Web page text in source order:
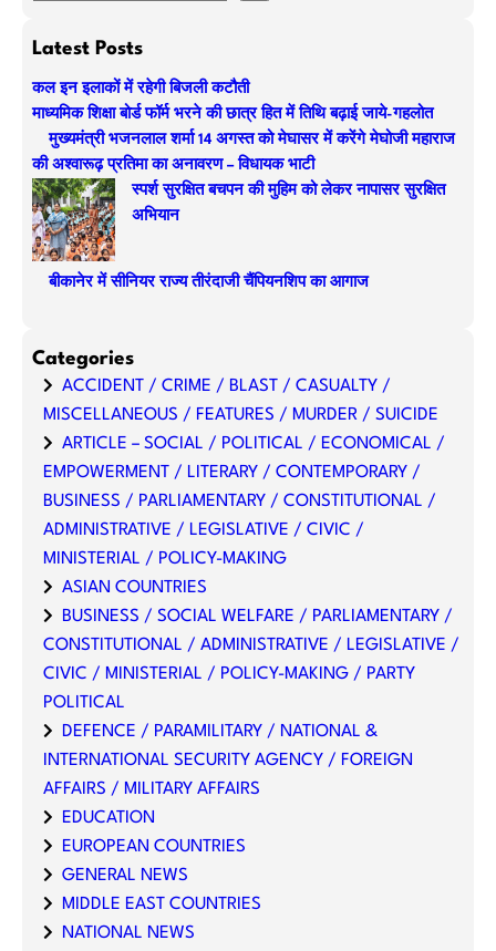
a
c
Latest Posts
कल इन इलाकों में रहेगी बिजली कटौती
माध्यमिक शिक्षा बोर्ड फॉर्म भरने की छात्र हित में तिथि बढ़ाई जाये-गहलोत
मुख्यमंत्री भजनलाल शर्मा 14 अगस्त को मेघासर में करेंगे मेघोजी महाराज
की अश्वारूढ़ प्रतिमा का अनावरण – विधायक भाटी
स्पर्श सुरक्षित बचपन की मुहिम को लेकर नापासर सुरक्षित
अभियान
बीकानेर में सीनियर राज्य तीरंदाजी चैंपियनशिप का आगाज
Categories
ACCIDENT / CRIME / BLAST / CASUALTY /
MISCELLANEOUS / FEATURES / MURDER / SUICIDE
ARTICLE – SOCIAL / POLITICAL / ECONOMICAL /
EMPOWERMENT / LITERARY / CONTEMPORARY /
BUSINESS / PARLIAMENTARY / CONSTITUTIONAL /
ADMINISTRATIVE / LEGISLATIVE / CIVIC /
MINISTERIAL / POLICY-MAKING
ASIAN COUNTRIES
BUSINESS / SOCIAL WELFARE / PARLIAMENTARY /
CONSTITUTIONAL / ADMINISTRATIVE / LEGISLATIVE /
CIVIC / MINISTERIAL / POLICY-MAKING / PARTY
POLITICAL
DEFENCE / PARAMILITARY / NATIONAL &
INTERNATIONAL SECURITY AGENCY / FOREIGN
AFFAIRS / MILITARY AFFAIRS
EDUCATION
EUROPEAN COUNTRIES
GENERAL NEWS
MIDDLE EAST COUNTRIES
NATIONAL NEWS